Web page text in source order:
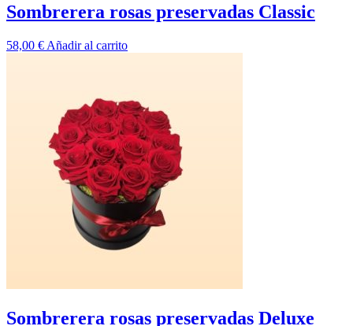
Sombrerera rosas preservadas Classic
58,00 € Añadir al carrito
Sombrerera rosas preservadas Deluxe